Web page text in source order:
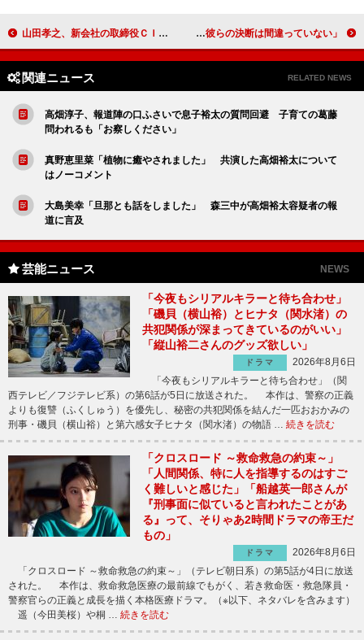
山田孝之、新会社の取締役ＣＩＯに就任 「自分なりにできることをやっていきたい」 屋良朝幸、活動休止のタッキー＆翼にエール 「彼らの決断は間違っていない」
関連ニュース RELATED NEWS
高畑淳子、報道陣の口ふさいで息子裕太の質問回避 子育ての葛藤
問われるも「お察しください」
真野恵里菜「植物に癒やされました」 共演した高畑裕太について
はノーコメント
大島美幸「旦那とも話をしました」 森三中が高畑裕太容疑者の報
道に言及
芸能ニュース NEWS
「今夜もシリアルキラーと待ち合わせ」
「磯貝（横山裕）とヒナタ（関水渚）の
共犯関係が深まってきているのがいい」
「縦山裕二さんのグッズ欲しい」
ドラマ
2026年8月6日
「今夜もシリアルキラーと待ち合わせ」（関
西テレビ／フジテレビ系）の第6話が5日に放送された。 本作は、警察の正義
よりも復讐（ふくしゅう）を優先し、秘密の共犯関係を結んだ一匹おおかみの
刑事・磯貝（横山裕）と第六感女子ヒナタ（関水渚）の物語 … 続きを読む
「クロスロード ～救命救急の約束～」
「人間関係、特に人を指導するのはすご
く難しいと感じた」「船越英一郎さんが
『刑事面に似ていると言われたことがあ
る』って、そりゃあ2時間ドラマの帝王だ
もの」
ドラマ
2026年8月6日
「クロスロード ～救命救急の約束～」（テレビ朝日系）の第5話が4日に放送
された。 本作は、救命救急医療の最前線でもがく、若き救命医・救急隊員・
警察官らの正義と成長を描く本格医療ドラマ。（※以下、ネタバレを含みます）
遥（今田美桜）や桐 … 続きを読む